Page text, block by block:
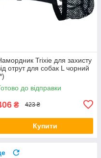
Trixie для захисту
отрут для собак L чорний
до відправки
₴ 423 ₴
Купити